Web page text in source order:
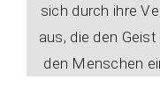
sich durch ihre
aus, die den
den Menschen